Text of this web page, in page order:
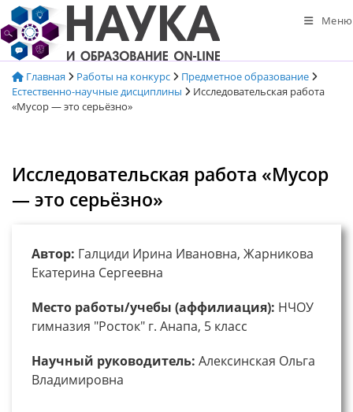
Перейти
к
содержимому
Меню
Главная Работы на конкурс
Предметное образование
Естественно-научные дисциплины
Исследовательская работа
«Мусор — это серьёзно»
Исследовательская работа «Мусор
— это серьёзно»
Автор: Галциди Ирина Ивановна, Жарникова
Екатерина Сергеевна
Место работы/учебы (аффилиация): НЧОУ
гимназия "Росток" г. Анапа, 5 класс
Научный руководитель: Алексинская Ольга
Владимировна